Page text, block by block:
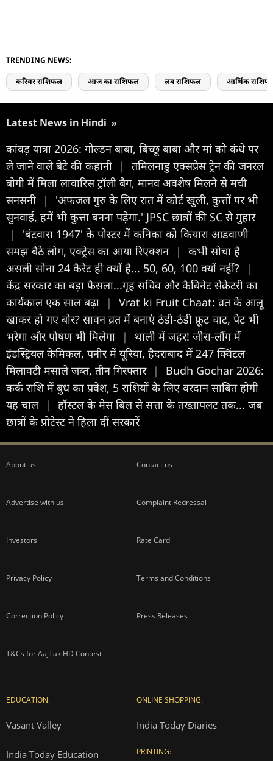
TRENDING NEWS:
करियर राशिफल आज का राशिफल लव राशिफल आर्थिक
Latest News in Hindi »
कांवड़ यात्रा 2026: गोल्डन बाबा, बिच्छू बाबा और मां को कंधे पर
ले जाने वाले बेटे की कहानी
|
तमिलनाडु एक्सप्रेस ट्रेन की जनरल
बोगी में मिला लावारिस ट्रॉली बैग, मानव अवशेष मिलने से मची
सनसनी
|
'अफजल गुरु के लिए रात में कोर्ट खुली, कुत्तों पर भी
सुनवाई, हमें भी कुत्ता बनना पड़ेगा.' JPSC छात्रों की SC से गुहार
|
'बंटवारा 1947' के पोस्टर में कनिका को कियारा आडवाणी
समझ बैठे लोग, एक्ट्रेस का आया रिएक्शन |
कभी सोचा है
असली सोना 24 कैरेट ही क्यों है... 50, 60, 100 क्यों नहीं?
|
केंद्र सरकार का बड़ा फैसला...गृह सचिव और कैबिनेट सेक्रेटरी का
कार्यकाल एक साल बढ़ा
|
Vrat ki Fruit Chaat: व्रत के आलू
खाकर हो गए बोर? सावन व्रत में बनाएं ठंडी-ठंडी फ्रूट चाट, पेट भी
भरेगा और पोषण भी मिलेगा
|
थाली में जहर! जीरा-लौंग में
इंडस्ट्रियल केमिकल, पनीर में यूरिया, हैदराबाद में 247 क्विंटल
मिलावटी मसाले जब्त, तीन गिरफ्तार |
Budh Gochar 2026:
कर्क राशि में बुध का प्रवेश, 5 राशियों के लिए वरदान साबित होगी
यह चाल |
हॉस्टल के मेस बिल से सत्ता के तख्तापलट तक... जब
छात्रों के प्रोटेस्ट ने हिला दीं सरकारें
About us Contact us
Advertise with us Complaint Redressal
Investors Rate Card
Privacy Policy Terms and Conditions
Correction Policy Press Releases
T&Cs for AajTak HD Contest
EDUCATION:
Vasant Valley
India Today Education
ONLINE SHOPPING:
India Today Diaries
PRINTING: